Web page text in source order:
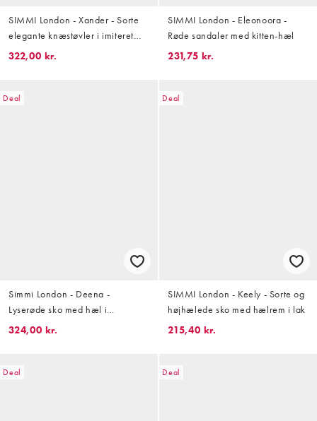
SIMMI London - Xander - Sorte
elegante knæstøvler i imiteret
ruskind
322,00 kr.
SIMMI London - Eleonoora -
Røde sandaler med kitten-hæl
231,75 kr.
Deal
Simmi London - Deena -
Lyserøde sko med hæl i
blondestof
324,00 kr.
Deal
SIMMI London - Keely - Sorte og
højhælede sko med hælrem i lak
215,40 kr.
Deal Deal